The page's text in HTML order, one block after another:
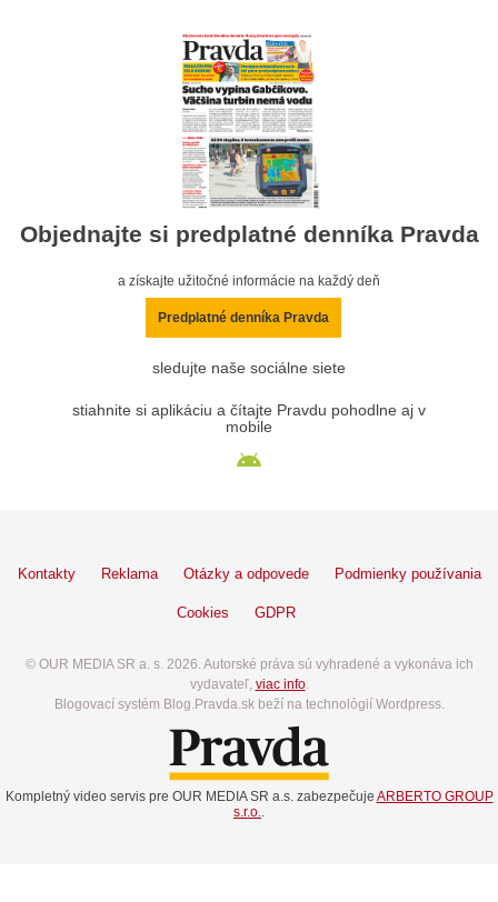
Objednajte si predplatné denníka Pravda
a získajte užitočné informácie na každý deň
Predplatné denníka Pravda
sledujte naše sociálne siete
stiahnite si aplikáciu a čítajte Pravdu pohodlne aj v
mobile
Kontakty Reklama Otázky a odpovede Podmienky používania
Cookies GDPR
© OUR MEDIA SR a. s. 2026. Autorské práva sú vyhradené a vykonáva ich
vydavateľ, viac info.
Blogovací systém Blog.Pravda.sk beží na technológií Wordpress.
Kompletný video servis pre OUR MEDIA SR a.s. zabezpečuje ARBERTO GROUP
s.r.o.